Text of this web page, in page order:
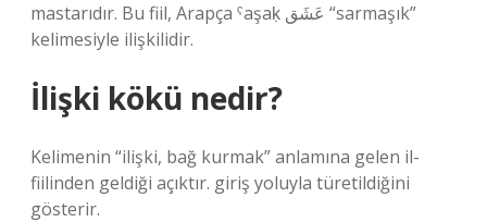
mastarıdır. Bu fiil, Arapça ˁaşaḳ عَشَق “sarmaşık”
kelimesiyle ilişkilidir.
İlişki kökü nedir?
Kelimenin “ilişki, bağ kurmak” anlamına gelen il-
fiilinden geldiği açıktır. giriş yoluyla türetildiğini
gösterir.